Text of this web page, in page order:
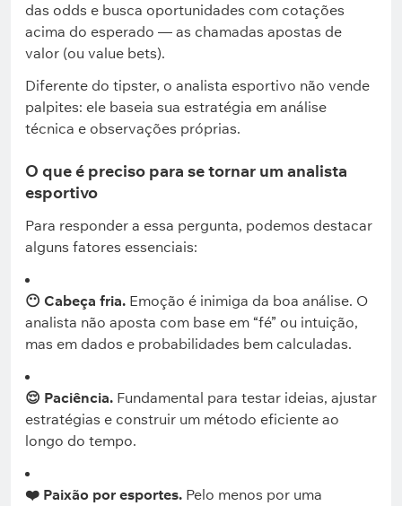
das odds e busca oportunidades com cotações
acima do esperado — as chamadas apostas de
valor (ou value bets).
Diferente do tipster, o analista esportivo não vende
palpites: ele baseia sua estratégia em análise
técnica e observações próprias.
O que é preciso para se tornar um analista
esportivo
Para responder a essa pergunta, podemos destacar
alguns fatores essenciais:
😶 Cabeça fria. Emoção é inimiga da boa análise. O
analista não aposta com base em “fé” ou intuição,
mas em dados e probabilidades bem calculadas.
😌 Paciência. Fundamental para testar ideias, ajustar
estratégias e construir um método eficiente ao
longo do tempo.
❤️ Paixão por esportes. Pelo menos por uma